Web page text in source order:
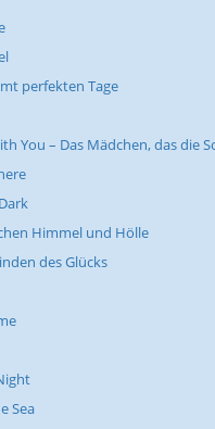
perfekten Tage
You – Das Mädchen, das die
Himmel und Hölle
des Glücks
Sea